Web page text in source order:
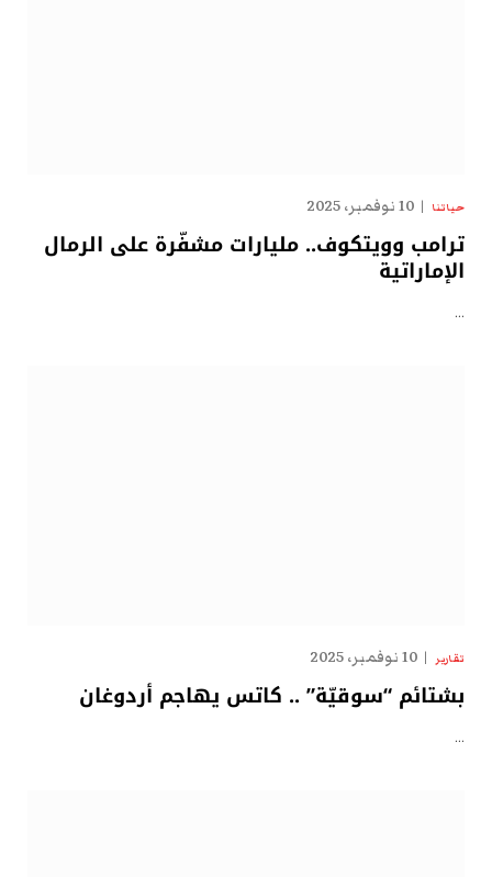
حياتنا 10 نوفمبر، 2025
ترامب وويتكوف.. مليارات مشفّرة على الرمال
الإماراتية
…
تقارير 10 نوفمبر، 2025
بشتائم “سوقيّة” .. كاتس يهاجم أردوغان
…